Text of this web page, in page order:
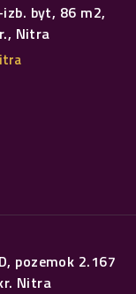
izb. byt, 86 m2,
Nitra
pozemok 2.167
Nitra